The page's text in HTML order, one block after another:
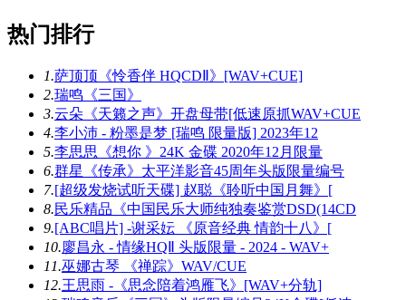
热门排行
1.萨顶顶《怜香伴 HQCDⅡ》[WAV+CUE]
2.瑞鸣《三国》
3.云朵《天籁之声》开盘母带[低速原抓WAV+CUE
4.李小沛 - 粉墨是梦 [瑞鸣 限量版] 2023年12
5.李思思《想你 》24K 金碟 2020年12月限量
6.群星《传承》太平洋影音45周年头版限量编号
7.[超级发烧试听天碟] 赵聪《聆听中国月舞》[
8.民乐精品《中国民乐大师纯独奏鉴赏DSD(14CD
9.[ABC唱片] -谢采妘 《原音经典 情韵十八》[
10. 廖昌永 - 情缘HQⅡ 头版限量 - 2024 - WAV+
11.巫娜古琴 《禅踪》WAV/CUE
12.王思雨 -《思念陪着鸿雁飞》[WAV+分轨]